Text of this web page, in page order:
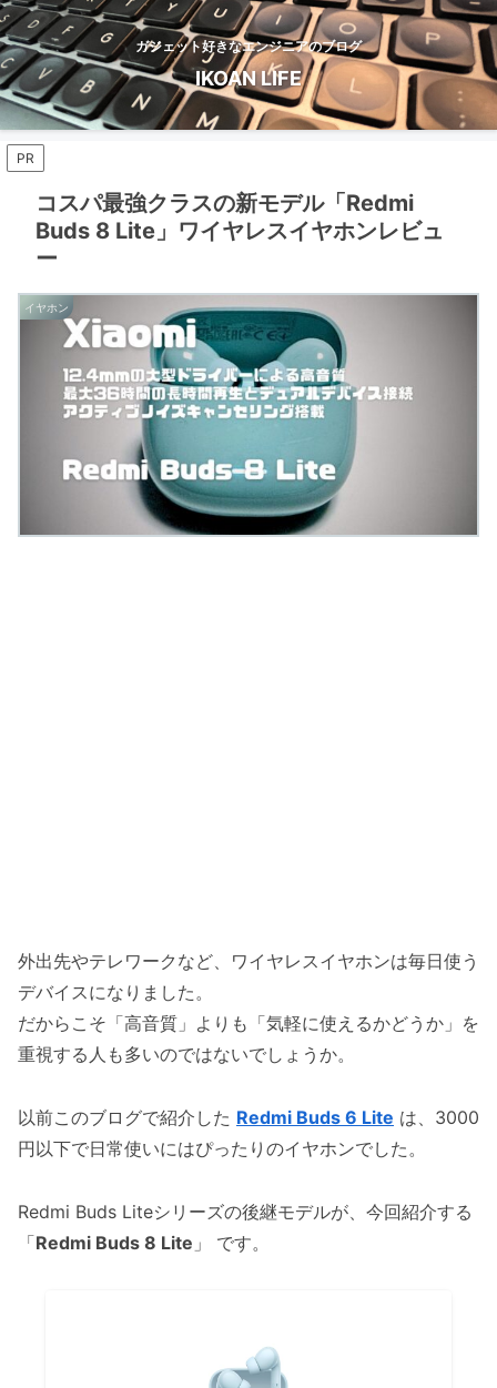
ガジェット好きなエンジニアのブログ
IKOAN LIFE
PR
コスパ最強クラスの新モデル「Redmi
Buds 8 Lite」ワイヤレスイヤホンレビュ
ー
イヤホン
外出先やテレワークなど、ワイヤレスイヤホンは毎日使う
デバイスになりました。
だからこそ「高音質」よりも「気軽に使えるかどうか」を
重視する人も多いのではないでしょうか。
以前このブログで紹介した Redmi Buds 6 Lite は、3000
円以下で日常使いにはぴったりのイヤホンでした。
Redmi Buds Liteシリーズの後継モデルが、今回紹介する
「Redmi Buds 8 Lite 」 です。